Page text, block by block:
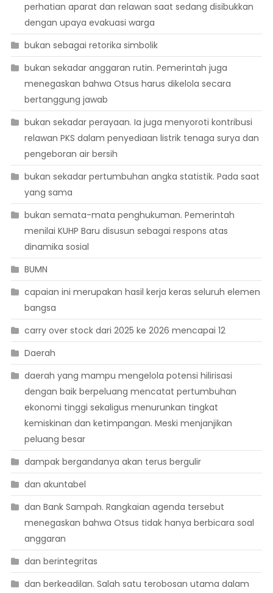
perhatian aparat dan relawan saat sedang disibukkan
dengan upaya evakuasi warga
bukan sebagai retorika simbolik
bukan sekadar anggaran rutin. Pemerintah juga
menegaskan bahwa Otsus harus dikelola secara
bertanggung jawab
bukan sekadar perayaan. Ia juga menyoroti kontribusi
relawan PKS dalam penyediaan listrik tenaga surya dan
pengeboran air bersih
bukan sekadar pertumbuhan angka statistik. Pada saat
yang sama
bukan semata-mata penghukuman. Pemerintah
menilai KUHP Baru disusun sebagai respons atas
dinamika sosial
BUMN
capaian ini merupakan hasil kerja keras seluruh elemen
bangsa
carry over stock dari 2025 ke 2026 mencapai 12
Daerah
daerah yang mampu mengelola potensi hilirisasi
dengan baik berpeluang mencatat pertumbuhan
ekonomi tinggi sekaligus menurunkan tingkat
kemiskinan dan ketimpangan. Meski menjanjikan
peluang besar
dampak bergandanya akan terus bergulir
dan akuntabel
dan Bank Sampah. Rangkaian agenda tersebut
menegaskan bahwa Otsus tidak hanya berbicara soal
anggaran
dan berintegritas
dan berkeadilan. Salah satu terobosan utama dalam